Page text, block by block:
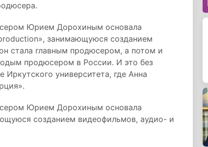
Юрием Дорохиным основала
занимающуюся созданием
стала главным продюсером, а потом и
продюсером в России. И это без
университета, где Анна
Юрием Дорохиным основала
созданием видеофильмов, аудио- и